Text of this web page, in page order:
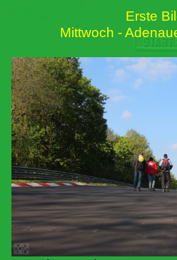
Erste
Mittwoch -